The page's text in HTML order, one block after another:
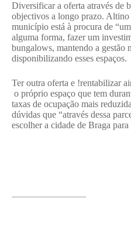
Diversificar a oferta através de
objectivos a longo prazo.
município está à procura de
alguma forma, fazer um
bungalows, mantendo a gestão
disponibilizando esses espaços.
Ter outra oferta e !rentabilizar
o próprio espaço que tem
taxas de ocupação mais
dúvidas que “através dessa
escolher a cidade de Braga